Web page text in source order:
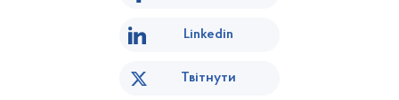
Linkedin
Твітнути